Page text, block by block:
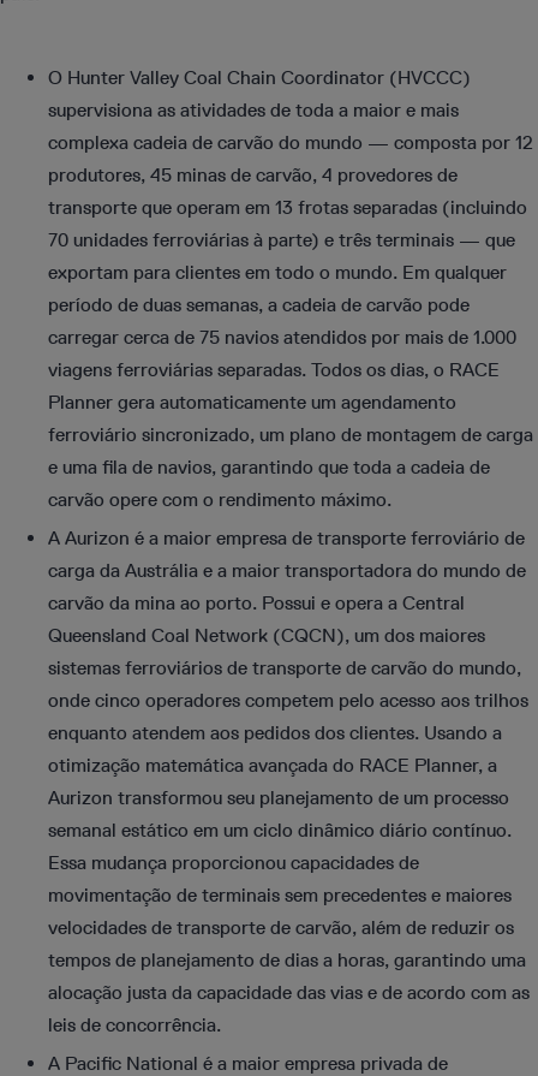
O Hunter Valley Coal Chain Coordinator (HVCCC)
supervisiona as atividades de toda a maior e mais
complexa cadeia de carvão do mundo — composta por 12
produtores, 45 minas de carvão, 4 provedores de
transporte que operam em 13 frotas separadas (incluindo
70 unidades ferroviárias à parte) e três terminais — que
exportam para clientes em todo o mundo. Em qualquer
período de duas semanas, a cadeia de carvão pode
carregar cerca de 75 navios atendidos por mais de 1.000
viagens ferroviárias separadas. Todos os dias, o RACE
Planner gera automaticamente um agendamento
ferroviário sincronizado, um plano de montagem de carga
e uma fila de navios, garantindo que toda a cadeia de
carvão opere com o rendimento máximo.
A Aurizon é a maior empresa de transporte ferroviário de
carga da Austrália e a maior transportadora do mundo de
carvão da mina ao porto. Possui e opera a Central
Queensland Coal Network (CQCN), um dos maiores
sistemas ferroviários de transporte de carvão do mundo,
onde cinco operadores competem pelo acesso aos trilhos
enquanto atendem aos pedidos dos clientes. Usando a
otimização matemática avançada do RACE Planner, a
Aurizon transformou seu planejamento de um processo
semanal estático em um ciclo dinâmico diário contínuo.
Essa mudança proporcionou capacidades de
movimentação de terminais sem precedentes e maiores
velocidades de transporte de carvão, além de reduzir os
tempos de planejamento de dias a horas, garantindo uma
alocação justa da capacidade das vias e de acordo com as
leis de concorrência.
A Pacific National é a maior empresa privada de